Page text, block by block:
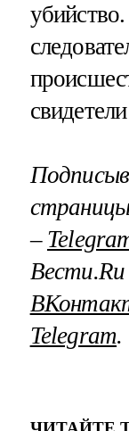
–
Telegram.